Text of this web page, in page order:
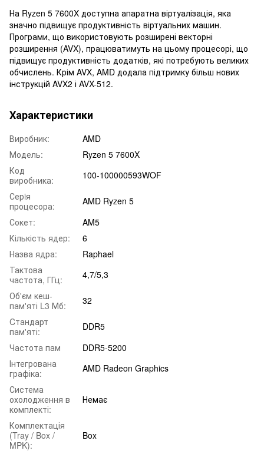
На Ryzen 5 7600X доступна апаратна віртуалізація, яка
значно підвищує продуктивність віртуальних машин.
Програми, що використовують розширені векторні
розширення (AVX), працюватимуть на цьому процесорі, що
підвищує продуктивність додатків, які потребують великих
обчислень. Крім AVX, AMD додала підтримку більш нових
інструкцій AVX2 і AVX-512.
Характеристики
Виробник:
AMD
Модель:
Ryzen 5 7600X
Код
виробника:
100-100000593WOF
Серiя
процесора:
AMD Ryzen 5
Сокет:
AM5
Кількість ядер:
6
Назва ядра:
Raphael
Тактова
частота, ГГц:
4,7/5,3
Об'єм кеш-
пам'яті L3 Мб:
32
Cтандарт
пам'яті:
DDR5
Частота пам
DDR5-5200
Інтегрована
графіка:
AMD Radeon Graphics
Система
охолодження в
комплекті:
Немає
Комплектація
(Tray / Box /
MPK):
Box